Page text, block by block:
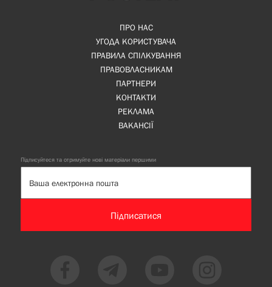
ПРО НАС
УГОДА КОРИСТУВАЧА
ПРАВИЛА СПІЛКУВАННЯ
ПРАВОВЛАСНИКАМ
ПАРТНЕРИ
КОНТАКТИ
РЕКЛАМА
ВАКАНСІЇ
Підписуйтеся та отримуйте нові матеріали першими
Підписатися